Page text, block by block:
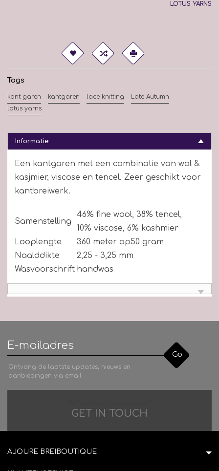
LOTUS YARNS
Tags
kant garen kantgaren lace knitting
Late Autumn
lotus yarns
Informatie
Een kantgaren met een combinatie van wol &
kasjmier, viscose en tencel. Zeer geschikt voor
kantbreiwerk.
Samenstelling
46% fine wool, 38% tencel,
10% viscose, 6% kashmier
Looplengte
360 meter op50 gram
Naalddikte
2,25 - 3,25 mm
Wasvoorschrift handwas
Go
Ontvang de laatste updates, nieuws en
aanbiedingen via email
GET IN TOUCH
AJOURE BREIBOUTIQUE